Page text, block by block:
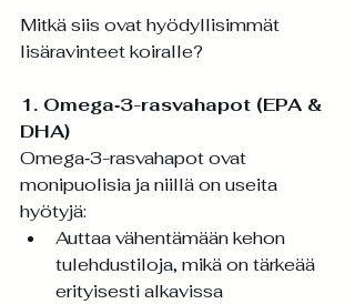
Mitkä siis ovat hyödyllisimmät
lisäravinteet koiralle?
1. Omega‑3-rasvahapot (EPA &
DHA)
Omega‑3-rasvahapot ovat
monipuolisia ja niillä on useita
hyötyjä:
Auttaa vähentämään kehon
tulehdustiloja, mikä on tärkeää
erityisesti alkavissa